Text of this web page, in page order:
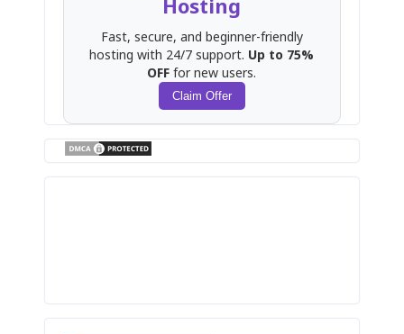
Hosting
Fast, secure, and beginner-friendly
hosting with 24/7 support. Up to 75%
OFF for new users.
Claim Offer